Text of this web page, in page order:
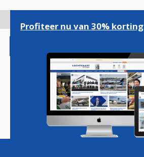
gaan
Magazine Podcasts
Profiteer nu van 30% korting